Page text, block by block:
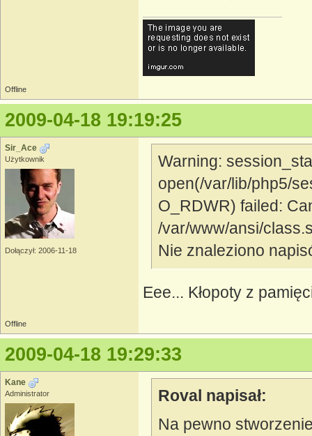
Offline
2009-04-18 19:19:25
Sir_Ace
Użytkownik
Dołączył: 2006-11-18
Warning:
open(/var/lib/php5/
O_RDWR) failed:
/var/www/ansi/
Nie znaleziono
Eee... Kłopoty z
Offline
2009-04-18 19:29:33
Kane
Administrator
Roval napisał:
Na pewno